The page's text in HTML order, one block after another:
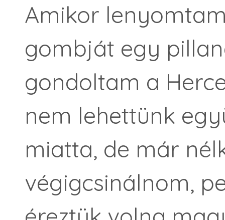
Amikor
gombját egy
gondoltam a
nem lehettünk
miatta, de már
végigcsinálnom,